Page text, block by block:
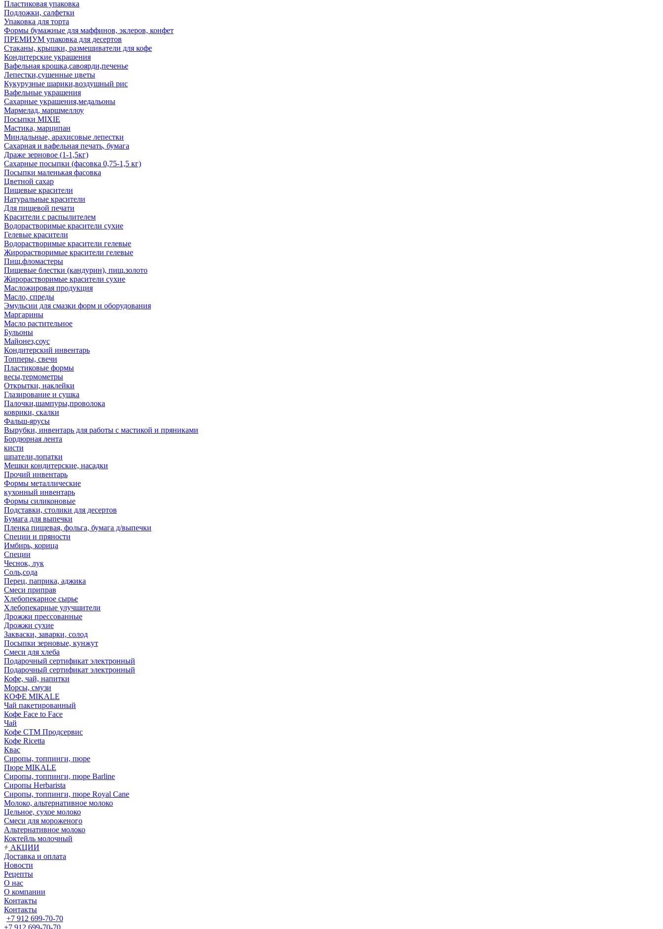
Пластиковая упаковка
Подложки, салфетки
Упаковка для торта
Формы бумажные для маффинов, эклеров, конфет
ПРЕМИУМ упаковка для десертов
Стаканы, крышки, размешиватели для кофе
Кондитерские украшения
Вафельная крошка,савоярди,печенье
Лепестки,сушенные цветы
Кукурузные шарики,воздушный рис
Вафельные украшения
Сахарные украшения,медальоны
Мармелад, маршмеллоу
Посыпки MIXIE
Мастика, марципан
Миндальные, арахисовые лепестки
Сахарная и вафельная печать, бумага
Драже зерновое (1-1,5кг)
Сахарные посыпки (фасовка 0,75-1,5 кг)
Посыпки маленькая фасовка
Цветной сахар
Пищевые красители
Натуральные красители
Для пищевой печати
Красители с распылителем
Водорастворимые красители сухие
Гелевые красители
Водорастворимые красители гелевые
Жирорастворимые красители гелевые
Пищ.фломастеры
Пищевые блестки (кандурин), пищ.золото
Жирорастворимые красители сухие
Масложировая продукция
Масло, спреды
Эмульсии для смазки форм и оборудования
Маргарины
Масло растительное
Бульоны
Майонез,соус
Кондитерский инвентарь
Топперы, свечи
Пластиковые формы
весы,термометры
Открытки, наклейки
Глазирование и сушка
Палочки,шампуры,проволока
коврики, скалки
Фальш-ярусы
Вырубки, инвентарь для работы с мастикой и пряниками
Бордюрная лента
кисти
шпатели,лопатки
Мешки кондитерские, насадки
Прочий инвентарь
Формы металлические
кухонный инвентарь
Формы силиконовые
Подставки, столики для десертов
Бумага для выпечки
Пленка пищевая, фольга, бумага д/выпечки
Специи и пряности
Имбирь, корица
Специи
Чеснок, лук
Соль,сода
Перец, паприка, аджика
Смеси приправ
Хлебопекарное сырье
Хлебопекарные улучшители
Дрожжи прессованные
Дрожжи сухие
Закваски, заварки, солод
Посыпки зерновые, кунжут
Смеси для хлеба
Подарочный сертификат электронный
Подарочный сертификат электронный
Кофе, чай, напитки
Морсы, смузи
КОФЕ MIKALE
Чай пакетированный
Кофе Face to Face
Чай
Кофе СТМ Продсервис
Кофе Ricetta
Квас
Сиропы, топпинги, пюре
Пюре MIKALE
Сиропы, топпинги, пюре Barline
Сиропы Herbarista
Сиропы, топпинги, пюре Royal Cane
Молоко, альтернативное молоко
Цельное, сухое молоко
Смеси для мороженого
Альтернативное молоко
Коктейль молочный
АКЦИИ
Доставка и оплата
Новости
Рецепты
О нас
О компании
Контакты
Контакты
+7 912 699-70-70
+7 912 699-70-70